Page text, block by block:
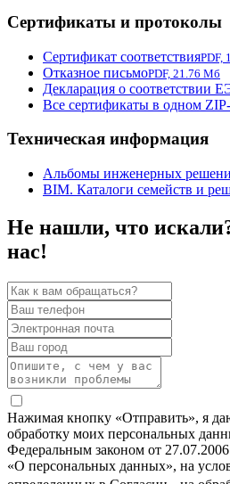
Сертификаты и протоколы
Сертификат соответствияPDF,
Отказное письмоPDF, 21.76 Мб
Декларация о соответствии
Все сертификаты в одном
Техническая информация
Альбомы инженерных
BIM. Каталоги семейств и
Не нашли, что
нас!
Нажимая кнопку «Отправить», я
обработку моих персональных
Федеральным законом от
«О персональных данных», на